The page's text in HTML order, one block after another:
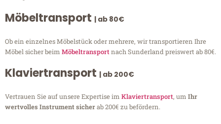
Möbeltransport | ab 80€
Ob ein einzelnes Möbelstück oder mehrere, wir transportieren Ihre
Möbel sicher beim Möbeltransportnach Sunderland preiswert ab 80€.
Klaviertransport | ab 200€
Vertrauen Sie auf unsere Expertise im Klaviertransport, um Ihr
wertvolles Instrument sicherab 200€ zu befördern.